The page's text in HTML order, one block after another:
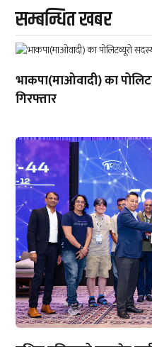
सम्बन्धित खबर
भाकपा(माओवादी) का
गिरफ्तार